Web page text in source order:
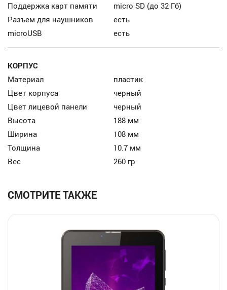
Поддержка карт памяти
micro SD (до 32 Гб)
Разъем для наушников
есть
microUSB
есть
КОРПУС
Материал
пластик
Цвет корпуса
черный
Цвет лицевой панели
черный
Высота
188 мм
Ширина
108 мм
Толщина
10.7 мм
Вес
260 гр
СМОТРИТЕ ТАКЖЕ